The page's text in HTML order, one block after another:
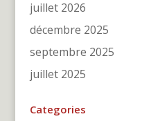
juillet 2026
décembre 2025
septembre 2025
juillet 2025
Categories